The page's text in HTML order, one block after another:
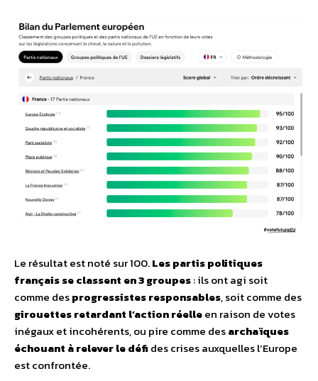
Le résultat est noté sur 100.Les partis politiques
français se classent en 3 groupes: ils ont agi soit
comme desprogressistes responsables, soit comme des
girouettes retardant l’action réelleen raison de votes
inégaux et incohérents, ou pire comme desarchaïques
échouant à relever le défi des crises auxquelles l’Europe
est confrontée.